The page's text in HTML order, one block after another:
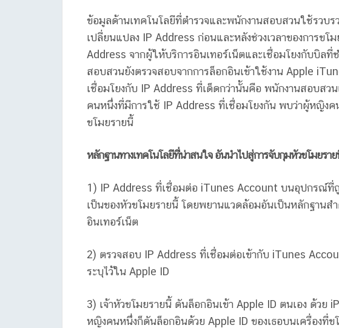
ข้อมูลด้านเทคโนโลยีที่ตำรวจและพนักงานสอบสวนใช้รวบ
เปลี่ยนแปลง IP Address ก่อนและหลังช่วงเวลาของการขโ
Address จากผู้ให้บริการอินเทอร์เน็ตและเชื่อมโยงกับบิลที่
สอบสวนยังตรวจสอบจากการล็อกอินเข้าใช้งาน Apple
เชื่อมโยงกับ IP Address ที่เด็ดกว่านั้นคือ พนักงานสอบสว
คนหนึ่งที่มีการใช้ IP Address ที่เชื่อมโยงกัน พบว่าผู้หญิงค
ขโมยรายนี้
หลักฐานทางเทคโนโลยีที่่น่าสนใจ อันนำไปสู่การจับกุมหัวขโมยราย
1) IP Address ที่เชื่อมต่อ iTunes Account บนอุปกรณ์ที่ถู
เป็นของหัวขโมยรายนี้ โดยพยานแวดล้อมอันเป็นหลักฐาน
อินเทอร์เน็ต
2) ตรวจสอบ IP Address ที่เชื่อมต่อเข้ากับ iTunes
ระบุไว้ใน Apple ID
3) เจ้าหัวขโมยรายนี้ ดันล็อกอินเข้า Apple ID ตนเอง ด้ว
หญิงคนหนึ่งก็ดันล็อกอินด้วย Apple ID ของเธอบนเครื่องที่